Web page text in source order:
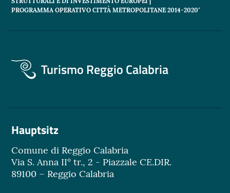
PROGRAMMA OPERATIVO CITTÀ METROPOLITANE 2014-2020"
Turismo Reggio Calabria
Hauptsitz
Comune di Reggio Calabria
Via S. Anna II° tr., 2 - Piazzale CE.DIR.
89100 – Reggio Calabria